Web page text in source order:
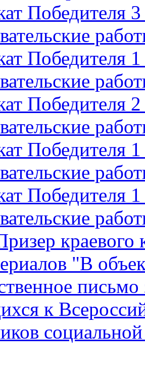
Победителя
Победителя
Победителя
Победителя
Победителя
краевого
"В
к